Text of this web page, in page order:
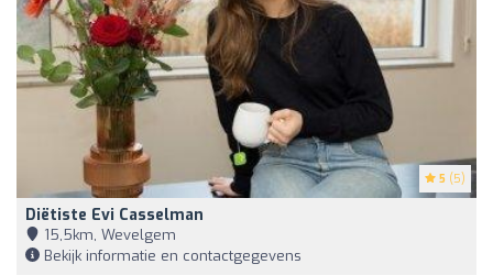
5 (5)
Diëtiste Evi Casselman
15,5km, Wevelgem
Bekijk informatie en contactgegevens